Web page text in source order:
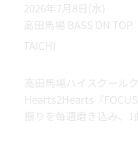
2026年7月8日(水)
高田馬場 BASS ON TOP
TAICHI
高田馬場ハイスクール
Hearts2Hearts『
振りを毎週磨き込み、1